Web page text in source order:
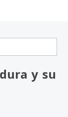
y su